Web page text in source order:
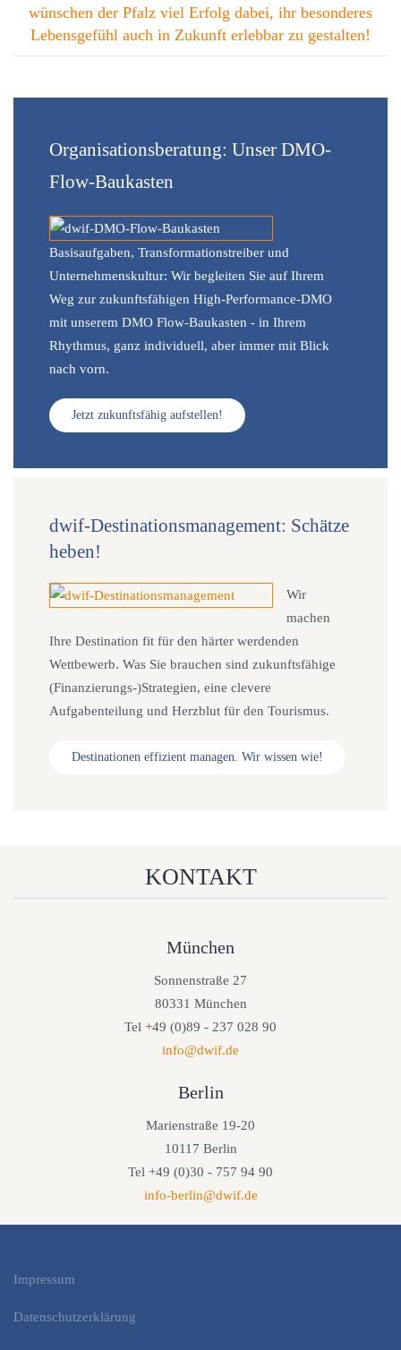
wünschen der Pfalz viel Erfolg dabei, ihr besonderes
Lebensgefühl auch in Zukunft erlebbar zu gestalten!
Organisationsberatung: Unser DMO-
Flow-Baukasten
Basisaufgaben, Transformationstreiber und
Unternehmenskultur: Wir begleiten Sie auf Ihrem
Weg zur zukunftsfähigen High-Performance-DMO
mit unserem DMO Flow-Baukasten - in Ihrem
Rhythmus, ganz individuell, aber immer mit Blick
nach vorn.
Jetzt zukunftsfähig aufstellen!
dwif-Destinationsmanagement: Schätze
heben!
Wir
machen
Ihre Destination fit für den härter werdenden
Wettbewerb. Was Sie brauchen sind zukunftsfähige
(Finanzierungs-)Strategien, eine clevere
Aufgabenteilung und Herzblut für den Tourismus.
Destinationen effizient managen. Wir wissen wie!
KONTAKT
München
Sonnenstraße 27
80331 München
Tel +49 (0)89 - 237 028 90
info@dwif.de
Berlin
Marienstraße 19-20
10117 Berlin
Tel +49 (0)30 - 757 94 90
info-berlin@dwif.de
Impressum
Datenschutzerklärung